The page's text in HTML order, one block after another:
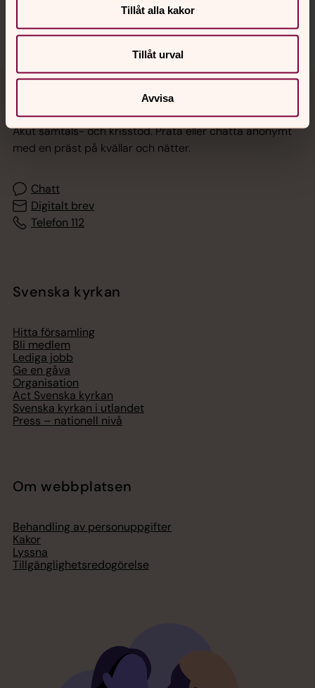
Tillåt alla kakor
Tillåt urval
Avvisa
Jourhavande präst
Akut samtals- och krisstöd. Prata eller chatta anonymt
med en präst på kvällar och nätter.
Chatt
Digitalt brev
Telefon 112
Svenska kyrkan
Hitta församling
Bli medlem
Lediga jobb
Ge en gåva
Organisation
Act Svenska kyrkan
Svenska kyrkan i utlandet
Press – nationell nivå
Om webbplatsen
Behandling av personuppgifter
Kakor
Lyssna
Tillgänglighetsredogörelse